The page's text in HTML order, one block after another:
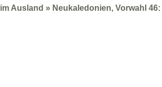
im Ausland » Neukaledonien, Vorwahl 46: